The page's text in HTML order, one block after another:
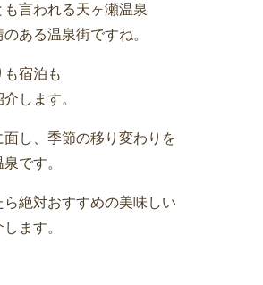
言われる天ヶ瀬温泉
ある温泉街ですね。
宿泊も
します。
し、季節の移り変わりを
です。
ら絶対おすすめの美味しい
ます。